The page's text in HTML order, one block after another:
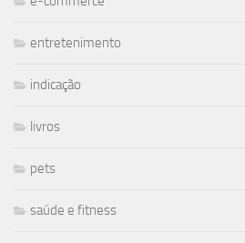
entretenimento
indicação
livros
pets
saúde e fitness